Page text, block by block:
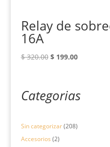
Relay de
16A
$320.00 El
$ 320.00.
$199.00El
$ 199.00.
Categorias
Sin categorizar 208208
Accesorios 22